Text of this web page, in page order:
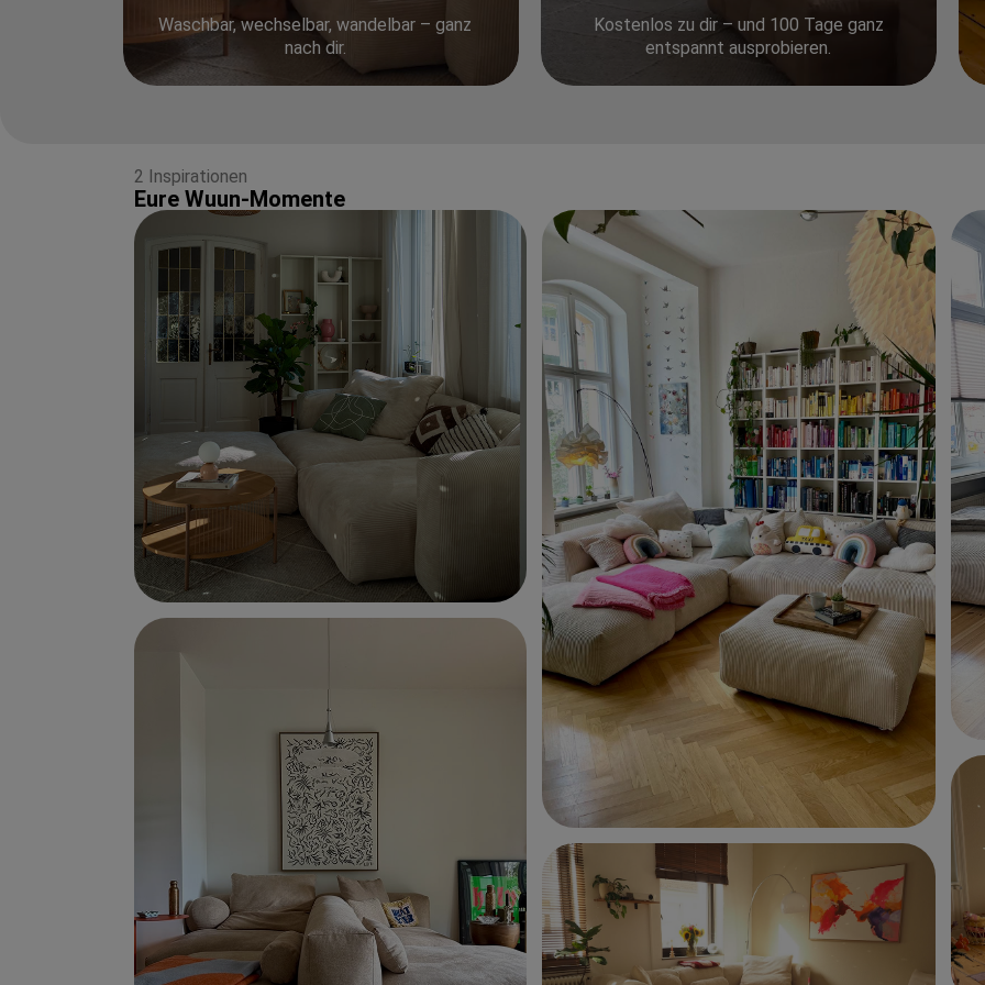
Waschbar, wechselbar, wandelbar – ganz
nach dir.
Kostenlos zu dir – und 100 Tage ganz
entspannt ausprobieren.
2 Inspirationen
Eure Wuun-Momente